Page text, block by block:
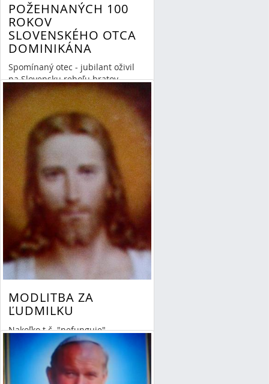
POŽEHNANÝCH 100
ROKOV
SLOVENSKÉHO OTCA
DOMINIKÁNA
Spomínaný otec - jubilant oživil
na Slovensku rehoľu bratov
kazateľov, za čo mu patrí úprimná
vďaka a veľká úcta a Pánovi vďaka
ze to, že mu dal toľko rokov života
napriek väzeniu a iným útrapám .
Read More»
By Mária-Irma Danieliszová
17/01/15 19:18 0 Comments
jubileum
MODLITBA ZA
ĽUDMILKU
Nakoľko t.č. "nefunguje"
modlitebná stránka , dovoľujem si
zaradiť nasledovnú prosbu do
môjho blogu.
Read More